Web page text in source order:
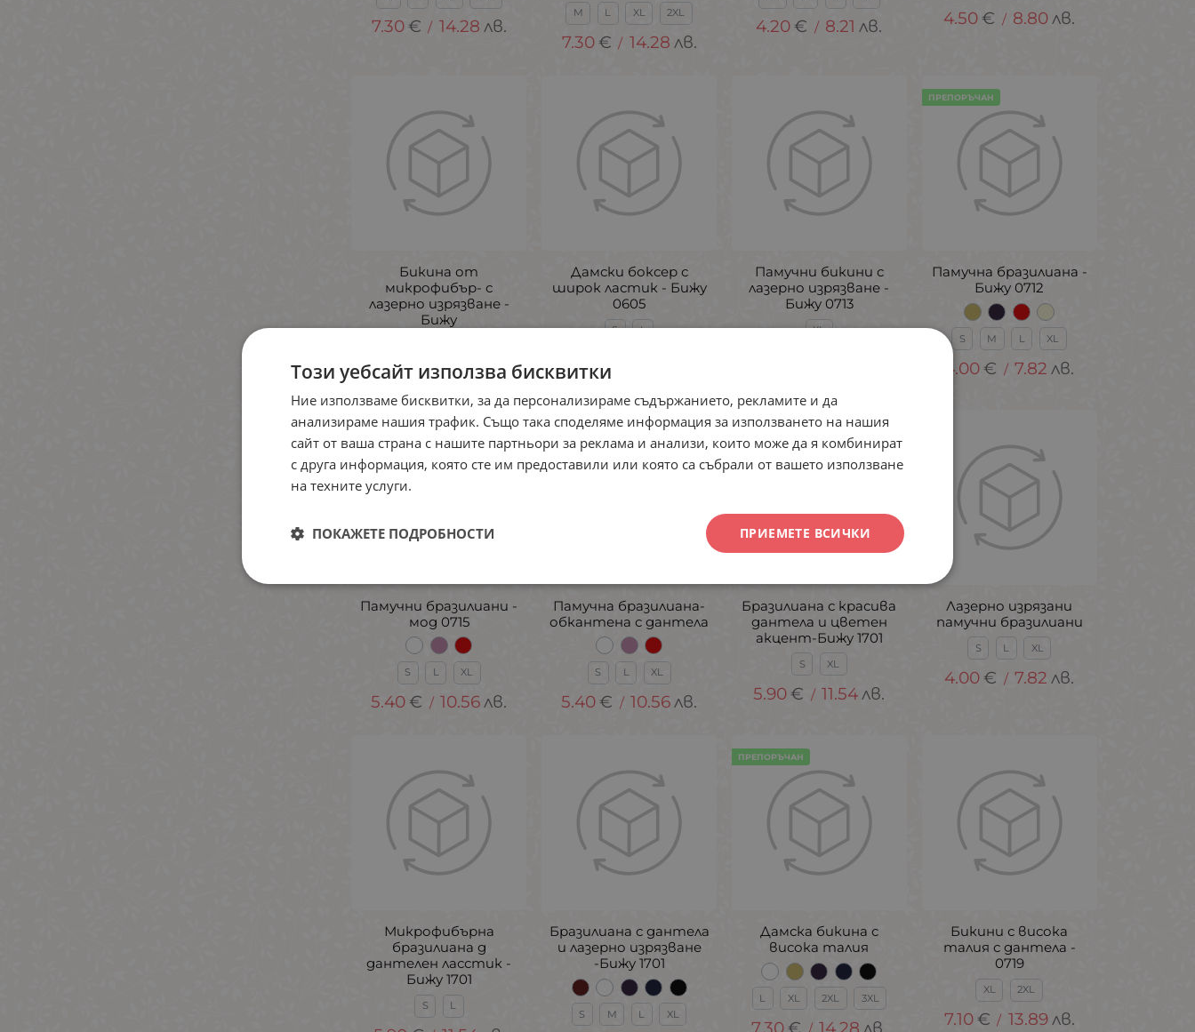
7.30€ / 14.28 лв.
M L XL 2XL
7.30€ / 14.28 лв.
4.20€ / 8.21 лв. 4.50 € / 8.80 лв.
Бикина от
микрофибър- с
лазерно изрязване -
Бижу
4.95€ / 9.68лв.
Дамски боксер с
широк ластик - Бижу
0605
S L
Памучни бикини с
лазерно изрязване -
Бижу 0713
XL
Памучна бразилиана -
Бижу 0712
S M L XL
4.00 € / 7.82 лв.
ПРЕПОРЪЧАН
Памучни бразилиани -
мод 0715
S L XL
5.40 € / 10.56лв.
Памучна бразилиана-
обкантена с дантела
S L XL
5.40 € / 10.56лв.
Бразилиана с красива
дантела и цветен
акцент-Бижу 1701
S XL
5.90 € / 11.54 лв.
Лазерно изрязани
памучни бразилиани
S L XL
4.00€ / 7.82 лв.
Микрофибърна
бразилиана д
дантелен ласстик -
Бижу 1701
S L
Бразилиана с дантела
и лазерно изрязване
-Бижу 1701
S M L XL
Дамска бикина с
висока талия
L XL 2XL 3XL
7.30 € 14.28 лв.
ПРЕПОРЪЧАН
Бикини с висока
талия с дантела -
0719
XL 2XL
7.10€ / 13.89лв.
Този уебсайт използва бисквитки
Ние използваме бисквитки, за да персонализираме съдържанието, рекламите и да
анализираме нашия трафик. Също така споделяме информация за използването на нашия
сайт от ваша страна с нашите партньори за реклама и анализи, които може да я комбинират
с друга информация, която сте им предоставили или която са събрали от вашето използване
на техните услуги.
ПРИЕМЕТЕ ВСИЧКИ
ПОКАЖЕТЕ ПОДРОБНОСТИ